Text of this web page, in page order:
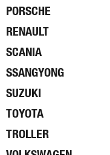
PORSCHE
RENAULT
SCANIA
SSANGYONG
SUZUKI
TOYOTA
TROLLER